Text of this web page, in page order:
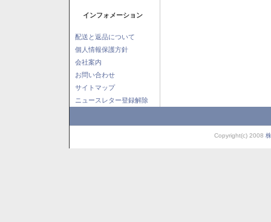
インフォメーション
配送と返品について
個人情報保護方針
会社案内
お問い合わせ
サイトマップ
ニュースレター登録解除
Copyright(c) 2008